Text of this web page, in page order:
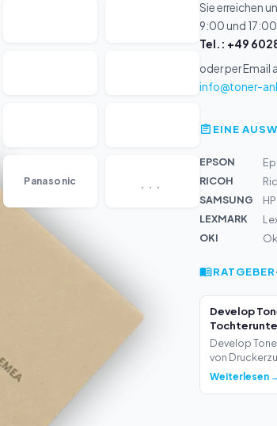
Panasonic ...
Sie erreichen
9:00 und
Tel.: +49
oder per Email
info@toner-
EINE
EPSON
RICOH
SAMSUNG
LEXMARK
OKI
Develop
Develop
von
Weiterlesen